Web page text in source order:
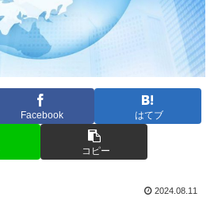
Facebook はてブ
コピー
2024.08.11